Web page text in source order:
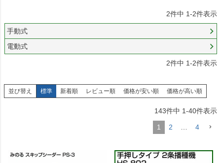
2件中 1-2件表示
手動式
電動式
2件中 1-2件表示
並び替え 標準 新着順 レビュー順 価格が安い順 価格が高い順
143件中 1-40件表示
1 2 4